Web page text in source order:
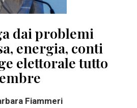
dai problemi
energia, conti
elettorale tutto
Fiammeri